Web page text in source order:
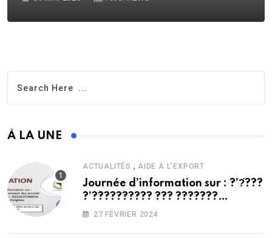
À LA UNE
ACTUALITÉS , AIDE À L’EXPORT
Journée d’information sur : ?’?́???
?’?????????? ??? ???????
??????????? ??????/?????? ?? ???
27 FÉVRIER 2024